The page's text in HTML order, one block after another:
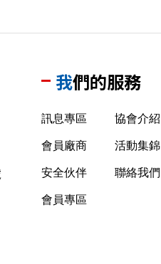
我們的服務
訊息專區 協會介紹
會員廠商 活動集錦
安全伙伴 聯絡我們
會員專區